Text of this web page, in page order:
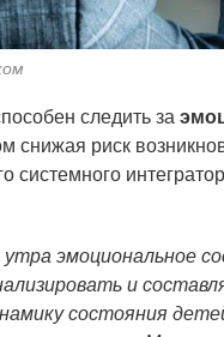
следить за
снижая риск
системного
эмоциональное
и
состояния